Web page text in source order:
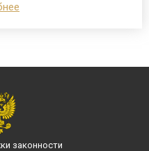
законности